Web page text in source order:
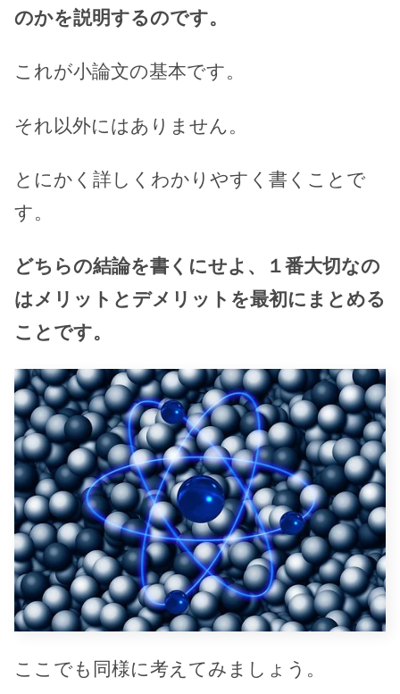
のかを説明するのです。
これが小論文の基本です。
それ以外にはありません。
とにかく詳しくわかりやすく書くことで
す。
どちらの結論を書くにせよ、１番大切なの
はメリットとデメリットを最初にまとめる
ことです。
ここでも同様に考えてみましょう。